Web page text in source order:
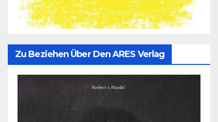
Zu Beziehen Über Den ARES Verlag